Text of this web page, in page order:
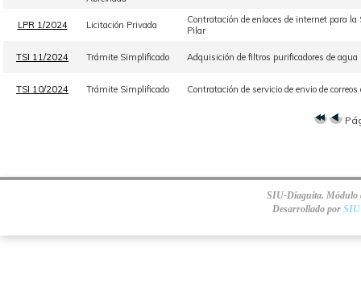
LPR 1/2024 Licitación Privada
Contratación de enlaces de internet para
Pilar
TSI 11/2024 Trámite Simplificado Adquisición de filtros purificadores de agua
TSI 10/2024 Trámite Simplificado Contratación de servicio de envio de
SIU-Diaguita. Módulo
Desarrollado por SIU